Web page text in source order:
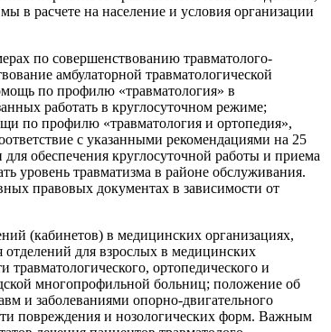
в расчете на население и условия организации
по совершенствованию травматолого-
амбулаторной травматологической
по профилю «травматология» в
работать в круглосуточном режиме;
по профилю «травматология и ортопедия»,
с указанными рекомендациями на 25
обеспечения круглосуточной работы и приема
уровень травматизма в районе обслуживания.
правовых документах в зависимости от
(кабинетов) в медицинских организациях,
для взрослых в медицинских
ортопедического и
многопрофильной больниц; положение об
и заболеваниями опорно-двигательного
повреждения и нозологических форм. Важным